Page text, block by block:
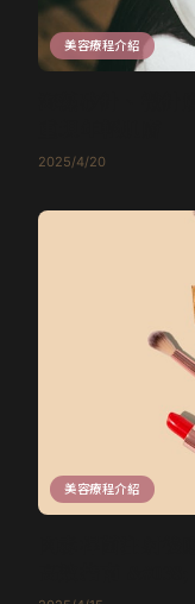
美容療程介紹
2025/4/20
美容療程介紹